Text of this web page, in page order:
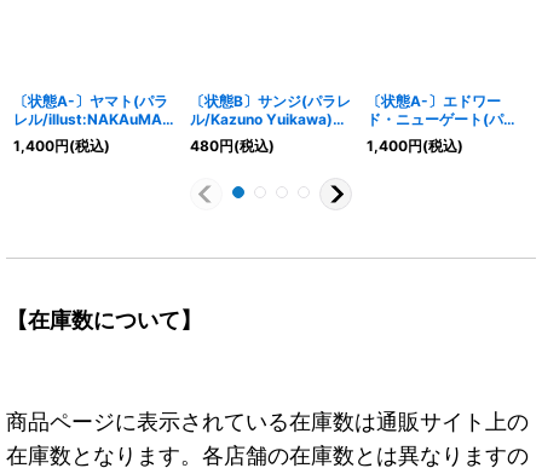
〔状態A-〕ヤマト(パラ
レル/illust:NAKAuMA)
【SR/P】{OP13-054}
1,400円(税込)
〔状態B〕サンジ(パラレ
ル/Kazuno Yuikawa)
【SR/P】{OP10-005}
480円(税込)
〔状態A-〕エドワー
ド・ニューゲート(パラ
レル/★有
り/illust:Hokuyuu)
1,400円(税込)
【在庫数について】
商品ページに表示されている在庫数は通販サイト上の
在庫数となります。各店舗の在庫数とは異なりますの